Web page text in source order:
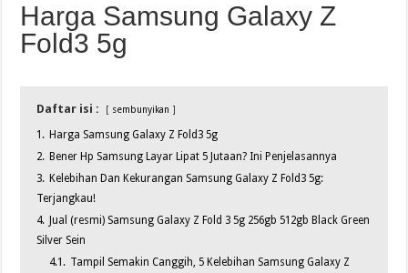
Harga Samsung Galaxy Z
Fold3 5g
Daftar isi : sembunyikan
1. Harga Samsung Galaxy Z Fold3 5g
2. Bener Hp Samsung Layar Lipat 5 Jutaan? Ini Penjelasannya
3. Kelebihan Dan Kekurangan Samsung Galaxy Z Fold3 5g:
Terjangkau!
4. Jual (resmi) Samsung Galaxy Z Fold 3 5g 256gb 512gb Black Green
Silver Sein
4.1. Tampil Semakin Canggih, 5 Kelebihan Samsung Galaxy Z